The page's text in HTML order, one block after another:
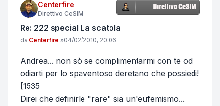
Centerfire
Direttivo CeSIM
Re: 222 special La scatola
Messaggio
da Centerfire »04/02/2010, 20:06
Andrea... non sò se complimentarmi con te od
odiarti per lo spaventoso deretano che possiedi!
[1535
Direi che definirle "rare" sia un'eufemismo...